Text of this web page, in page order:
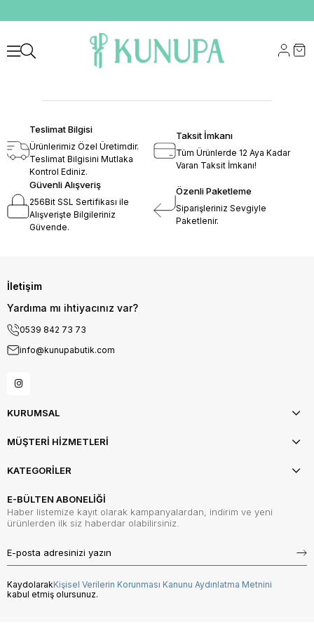
Teslimat Bilgisi
Ürünlerimiz Özel Üretimdir.
Teslimat Bilgisini Mutlaka
Kontrol Ediniz.
Taksit İmkanı
Tüm Ürünlerde 12 Aya Kadar
Varan Taksit İmkanı!
Güvenli Alışveriş
256Bit SSL Sertifikası ile
Alışverişte Bilgileriniz
Güvende.
Özenli Paketleme
Siparişleriniz Sevgiyle
Paketlenir.
İletişim
Yardıma mı ihtiyacınız var?
0539 842 73 73
info@kunupabutik.com
KURUMSAL
MÜŞTERİ HİZMETLERİ
KATEGORİLER
E-BÜLTEN ABONELİĞİ
Haber listemize kayıt olarak kampanyalardan, indirim ve yeni
ürünlerden ilk siz haberdar olabilirsiniz.
KaydolarakKişisel Verilerin Korunması Kanunu Aydınlatma Metnini
kabul etmiş olursunuz.